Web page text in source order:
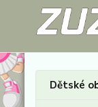
Dětské